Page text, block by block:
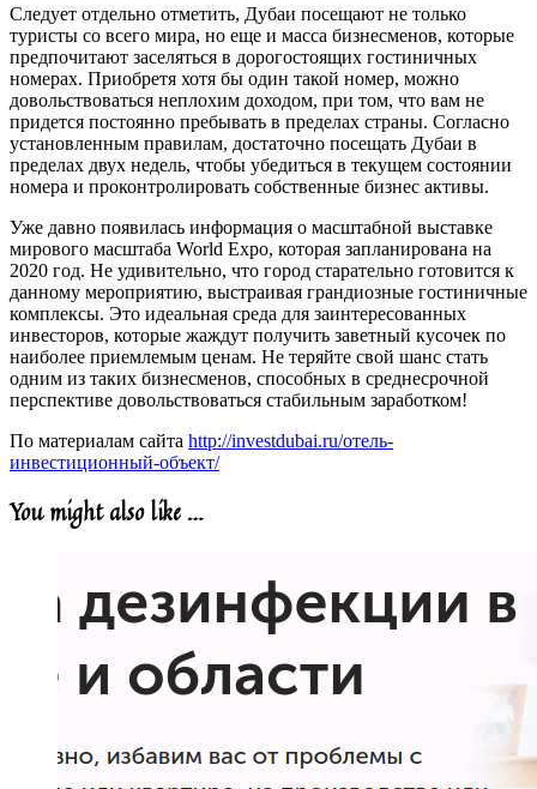
Следует отдельно отметить, Дубаи посещают не только
туристы со всего мира, но еще и масса бизнесменов, которые
предпочитают заселяться в дорогостоящих гостиничных
номерах. Приобретя хотя бы один такой номер, можно
довольствоваться неплохим доходом, при том, что вам не
придется постоянно пребывать в пределах страны. Согласно
установленным правилам, достаточно посещать Дубаи в
пределах двух недель, чтобы убедиться в текущем состоянии
номера и проконтролировать собственные бизнес активы.
Уже давно появилась информация о масштабной выставке
мирового масштаба World Expo, которая запланирована на
2020 год. Не удивительно, что город старательно готовится к
данному мероприятию, выстраивая грандиозные гостиничные
комплексы. Это идеальная среда для заинтересованных
инвесторов, которые жаждут получить заветный кусочек по
наиболее приемлемым ценам. Не теряйте свой шанс стать
одним из таких бизнесменов, способных в среднесрочной
перспективе довольствоваться стабильным заработком!
По материалам сайта http://investdubai.ru/отель-
инвестиционный-объект/
You might also like …